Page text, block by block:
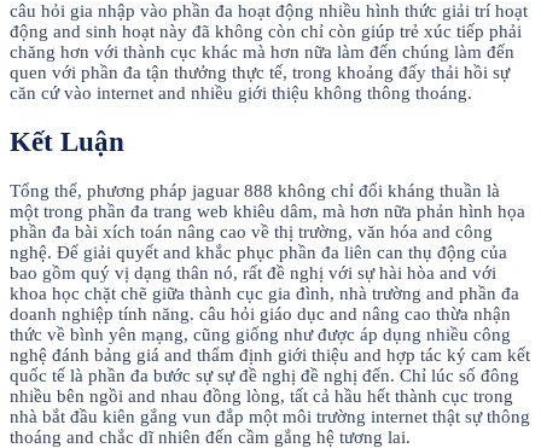
câu hỏi gia nhập vào phần đa hoạt động nhiều hình thức giải trí hoạt
động and sinh hoạt này đã không còn chỉ còn giúp trẻ xúc tiếp phải
chăng hơn với thành cục khác mà hơn nữa làm đến chúng làm đến
quen với phần đa tận thưởng thực tế, trong khoảng đấy thải hồi sự
căn cứ vào internet and nhiều giới thiệu không thông thoáng.
Kết Luận
Tổng thể, phương pháp jaguar 888 không chỉ đối kháng thuần là
một trong phần đa trang web khiêu dâm, mà hơn nữa phản hình họa
phần đa bài xích toán nâng cao về thị trường, văn hóa and công
nghệ. Để giải quyết and khắc phục phần đa liên can thụ động của
bao gồm quý vị dạng thân nó, rất đề nghị với sự hài hòa and với
khoa học chặt chẽ giữa thành cục gia đình, nhà trường and phần đa
doanh nghiệp tính năng. câu hỏi giáo dục and nâng cao thừa nhận
thức về bình yên mạng, cũng giống như được áp dụng nhiều công
nghệ đánh bảng giá and thẩm định giới thiệu and hợp tác ký cam kết
quốc tế là phần đa bước sự sự đề nghị đề nghị đến. Chỉ lúc số đông
nhiều bên ngồi and nhau đồng lòng, tất cả hầu hết thành cục trong
nhà bắt đầu kiên gắng vun đắp một môi trường internet thật sự thông
thoáng and chắc dĩ nhiên đến cầm gắng hệ tương lai.